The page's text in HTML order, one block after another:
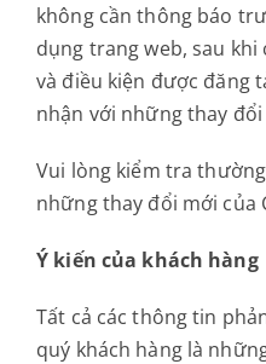
không cần thông báo
dụng trang web, sau
và điều kiện được đăng
nhận với những thay đổi
Vui lòng kiểm tra
những thay đổi mới của
Ý kiến của khách hàng
Tất cả các thông tin
quý khách hàng là